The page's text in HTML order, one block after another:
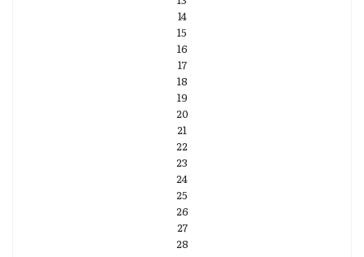
14
15
16
17
18
19
20
21
22
23
24
25
26
27
28